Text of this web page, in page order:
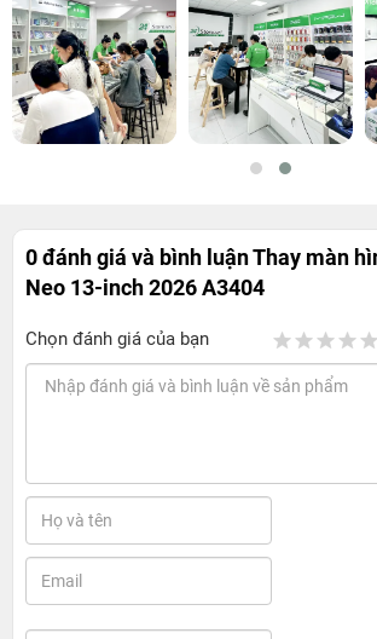
0 đánh giá và bình luậnThay màn
Neo 13-inch 2026 A3404
Chọn đánh giá của bạn